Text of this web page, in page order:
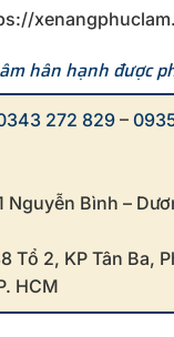
hân hạnh được
272 829–
Nguyễn Bình –
Tổ 2, KP Tân Ba,
HCM